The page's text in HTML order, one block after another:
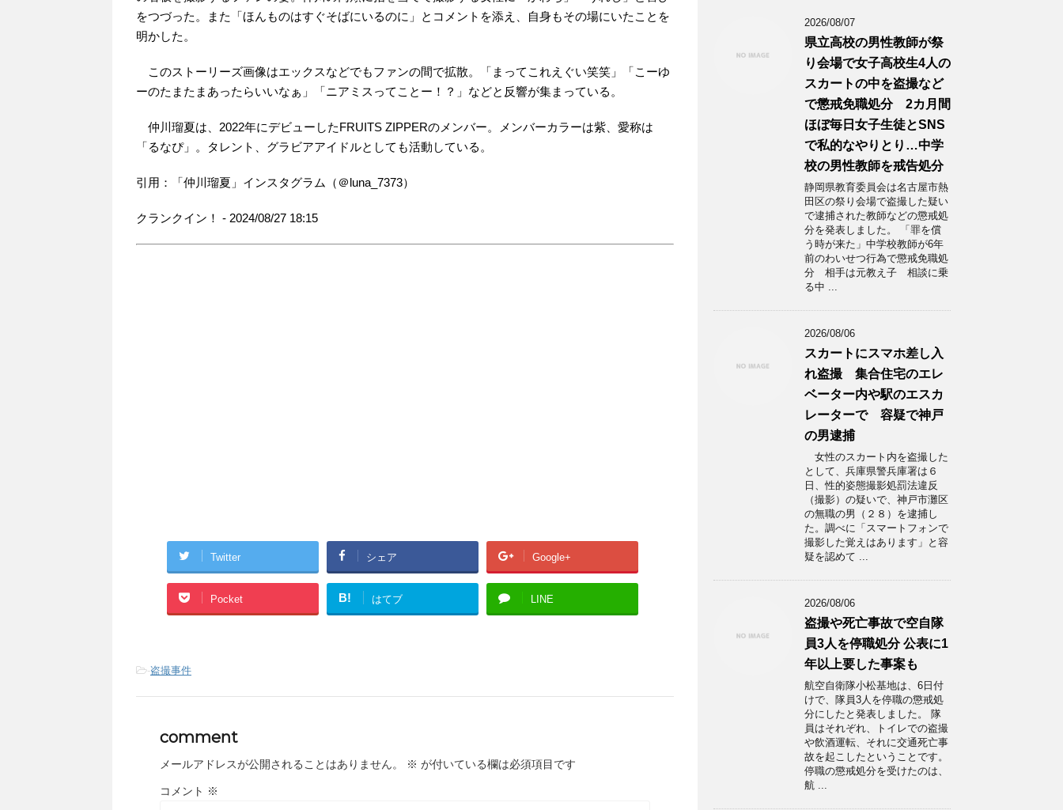
をつづった。また「ほんものはすぐそばにいるのに」とコメントを添え、自身もその場にいたことを
明かした。
このストーリーズ画像はエックスなどでもファンの間で拡散。「まってこれえぐい笑笑」「こーゆ
ーのたまたまあったらいいなぁ」「ニアミスってことー！？」などと反響が集まっている。
仲川瑠夏は、2022年にデビューしたFRUITS ZIPPERのメンバー。メンバーカラーは紫、愛称は
「るなぴ」。タレント、グラビアアイドルとしても活動している。
引用：「仲川瑠夏」インスタグラム（＠luna_7373）
クランクイン！ - 2024/08/27 18:15
Twitter シェア Google+
Pocket B! はてブ LINE
-盗撮事件
comment
メールアドレスが公開されることはありません。 ※ が付いている欄は必須項目です
コメント ※
2026/08/07
県立高校の男性教師が祭
り会場で女子高校生4人の
スカートの中を盗撮など
で懲戒免職処分 2カ月間
ほぼ毎日女子生徒とSNS
で私的なやりとり…中学
校の男性教師を戒告処分
静岡県教育委員会は名古屋市熱
田区の祭り会場で盗撮した疑い
で逮捕された教師などの懲戒処
分を発表しました。 「罪を償
う時が来た」中学校教師が6年
前のわいせつ行為で懲戒免職処
分 相手は元教え子 相談に乗
る中 ...
2026/08/06
スカートにスマホ差し入
れ盗撮 集合住宅のエレ
ベーター内や駅のエスカ
レーターで 容疑で神戸
の男逮捕
女性のスカート内を盗撮した
として、兵庫県警兵庫署は６
日、性的姿態撮影処罰法違反
（撮影）の疑いで、神戸市灘区
の無職の男（２８）を逮捕し
た。調べに「スマートフォンで
撮影した覚えはあります」と容
疑を認めて ...
2026/08/06
盗撮や死亡事故で空自隊
員3人を停職処分 公表に1
年以上要した事案も
航空自衛隊小松基地は、6日付
けで、隊員3人を停職の懲戒処
分にしたと発表しました。 隊
員はそれぞれ、トイレでの盗撮
や飲酒運転、それに交通死亡事
故を起こしたということです。
停職の懲戒処分を受けたのは、
航 ...